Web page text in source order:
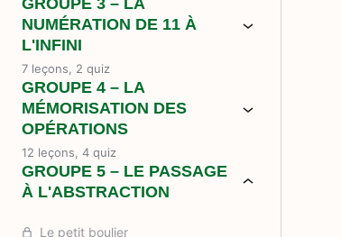
GROUPE 3 – LA
NUMÉRATION DE 11 À
L'INFINI
7 leçons, 2 quiz
GROUPE 4 – LA
MÉMORISATION DES
OPÉRATIONS
12 leçons, 4 quiz
GROUPE 5 – LE PASSAGE
À L'ABSTRACTION
Le petit boulier